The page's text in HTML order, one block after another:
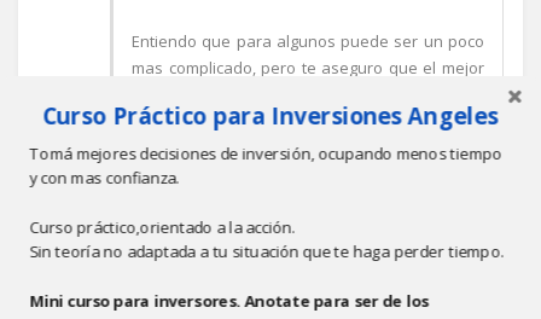
Entiendo que para algunos puede ser un poco
mas complicado, pero te aseguro que el mejor
negocio, de asesorarte, de buscar un socio con
fortalezas en esos aspectos, es antes de
empezar.
Una vez que el negocio está en marcha
entender todo esto será mucho mas costoso.
Dicho esto, concuerdo contigo que el Plan de
Curso Práctico para Inversiones Angeles
Tomá mejores decisiones de inversión, ocupando menos tiempo
y con mas confianza.
Curso práctico,orientado a la acción.
Sin teoría no adaptada a tu situación que te haga perder tiempo.
Mini curso para inversores. Anotate para ser de los